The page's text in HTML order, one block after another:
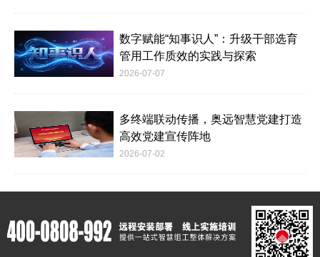
数字赋能“知事识人”：升级干部选育
管用工作质效的实践与探索
2026-07-07
多终端联动传播，奥远智慧党建打造
高效党建宣传阵地
2026-07-02